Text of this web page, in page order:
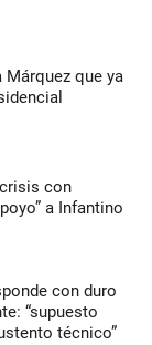
que ya
con
a Infantino
con duro
“supuesto
técnico”